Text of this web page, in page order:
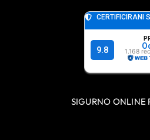
SIGURNO ONLINE